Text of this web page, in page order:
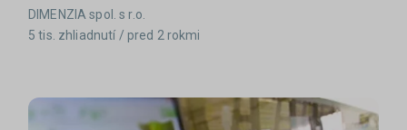
DIMENZIA spol. s r.o.
5 tis. zhliadnutí / pred 2 rokmi